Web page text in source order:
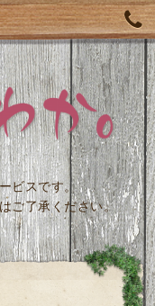
ビスです。
ご了承ください。